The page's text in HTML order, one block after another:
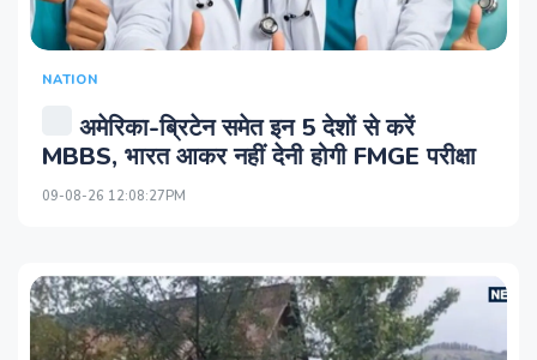
NATION
अमेरिका-ब्रिटेन समेत इन 5 देशों से करें
MBBS, भारत आकर नहीं देनी होगी FMGE परीक्षा
09-08-26 12:08:27PM